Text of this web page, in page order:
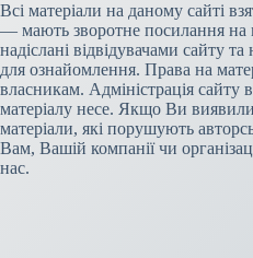
Всі матеріали на даному сайті
— мають зворотне посилання на
надіслані відвідувачами сайту
для ознайомлення. Права на
власникам. Адміністрація сайту
матеріалу несе. Якщо Ви
матеріали, які порушують
Вам, Вашій компанії чи
нас.